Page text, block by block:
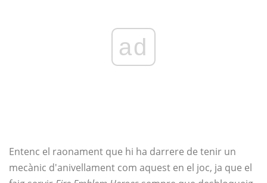
ad
Entenc el raonament que hi ha darrere de tenir un
mecànic d'anivellament com aquest en el joc, ja que el